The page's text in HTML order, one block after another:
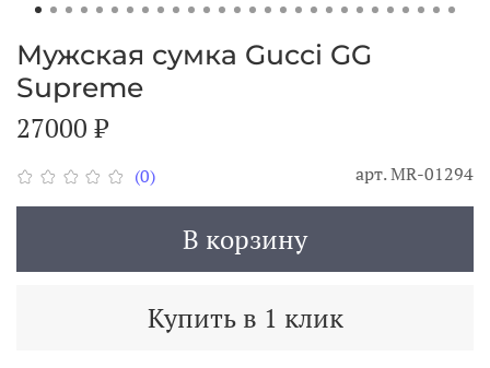
(0) арт.MR-01294
Мужская сумка Gucci GG
Supreme
27000 ₽
В корзину
Купить в 1 клик